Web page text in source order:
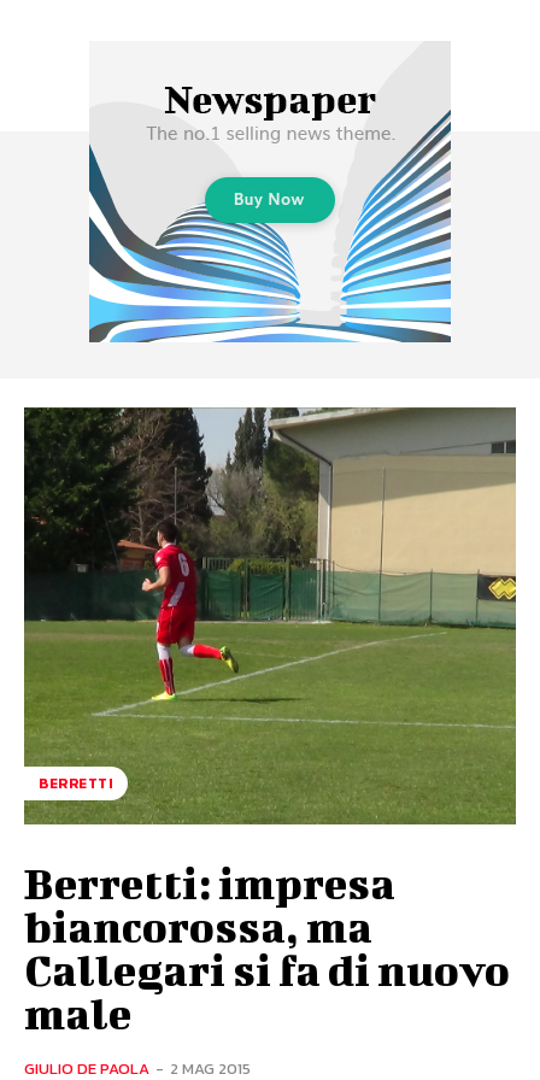
BERRETTI
Berretti: impresa
biancorossa, ma
Callegari si fa di nuovo
male
GIULIO DE PAOLA - 2 MAG 2015